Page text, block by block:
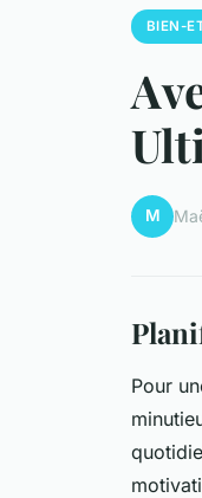
BIEN-
M
Pour